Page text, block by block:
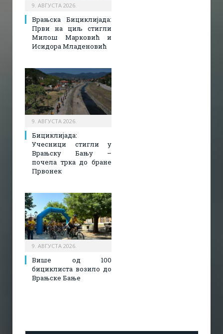
9. АВГУСТА 2026.
Врањска Бициклијада:
Први на циљ стигли
Милош Марковић и
Исидора Младеновић
9. АВГУСТА 2026.
Бициклијада:
Учесници стигли у
Врањску Бању –
почела трка до бране
Првонек
9. АВГУСТА 2026.
Више од 100
бициклиста возило до
Врањске Бање